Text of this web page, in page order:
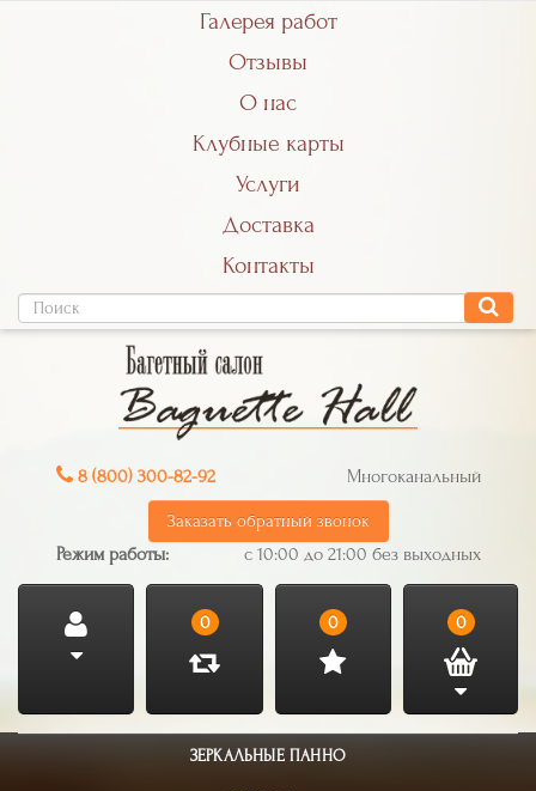
Галерея работ
Отзывы
О нас
Клубные карты
Услуги
Доставка
Контакты
8 (800) 300-82-92 Многоканальный
Заказать обратный звонок
Режим работы: с 10:00 до 21:00 без выходных
0 0 0
ЗЕРКАЛЬНЫЕ ПАННО